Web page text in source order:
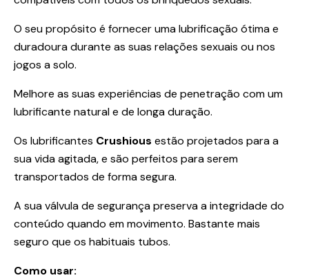
O seu propósito é fornecer uma lubrificação ótima e
duradoura durante as suas relações sexuais ou nos
jogos a solo.
Melhore as suas experiências de penetração com um
lubrificante natural e de longa duração.
Os lubrificantes Crushious estão projetados para a
sua vida agitada, e são perfeitos para serem
transportados de forma segura.
A sua válvula de segurança preserva a integridade do
conteúdo quando em movimento. Bastante mais
seguro que os habituais tubos.
Como usar: